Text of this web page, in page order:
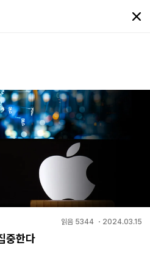
읽음 5344 ・ 2024.03.15
중한다